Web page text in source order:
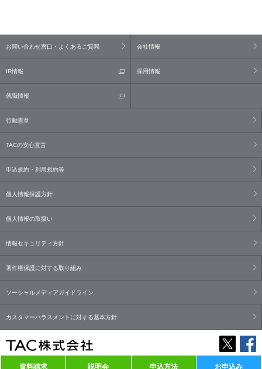
資料請求 説明会 申込方法 お申込み
お問い合わせ窓口・よくあるご質問 会社情報
IR情報 採用情報
就職情報
行動憲章
TACの安心宣言
申込規約・利用規約等
個人情報保護方針
個人情報の取扱い
情報セキュリティ方針
著作権保護に対する取り組み
ソーシャルメディアガイドライン
カスタマーハラスメントに対する基本方針
Copyright© TAC Co., Ltd. All Rights Reserved.